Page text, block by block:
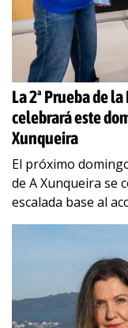
La 2ª Prueba de
celebrará este
Xunqueira
El próximo
de A Xunqueira se
escalada base al
de…